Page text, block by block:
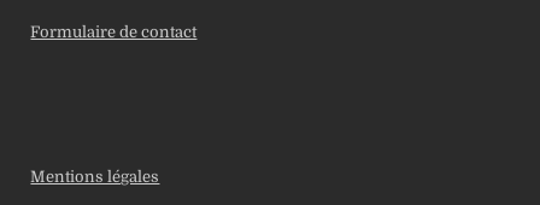
Formulaire de contact
Mentions légales